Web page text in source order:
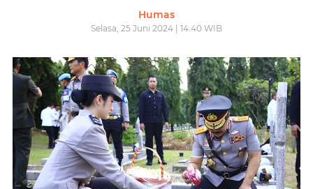
Humas
Selasa, 25 Juni 2024 | 14:40 WIB